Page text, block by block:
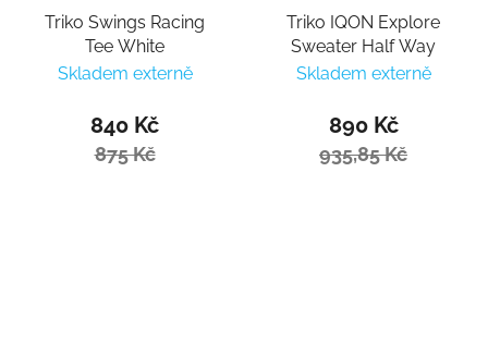
Triko Swings Racing
Tee White
Skladem externě
840 Kč
875 Kč
Triko IQON Explore
Sweater Half Way
Skladem externě
890 Kč
935,85 Kč